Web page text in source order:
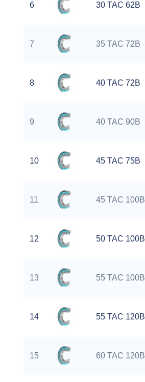
6 30 TAC 62B
7 35 TAC 72B
8 40 TAC 72B
9 40 TAC 90B
10 45 TAC 75B
11 45 TAC 100B
12 50 TAC 100B
13 55 TAC 100B
14 55 TAC 120B
15 60 TAC 120B